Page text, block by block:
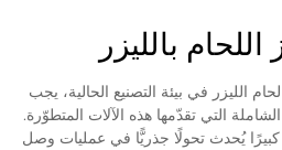
بالليزر
الليزر في بيئة التصنيع الحالية، يجب
التي تقدّمها هذه الآلات المتطوّرة.
كبيرًا يُحدث تحولًا جذريًّا في عمليات وصل